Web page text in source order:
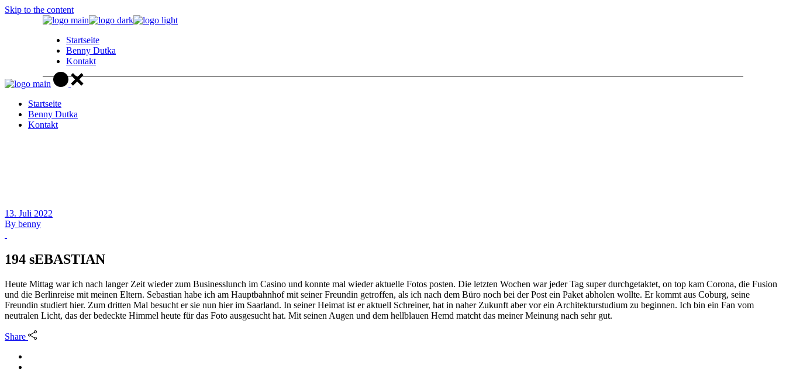
Skip to the content
Startseite
Benny Dutka
Kontakt
Startseite
Benny Dutka
Kontakt
13. Juli 2022
By benny
194 sEBASTIAN
Heute Mittag war ich nach langer Zeit wieder zum Businesslunch im Casino und konnte mal wieder aktuelle Fotos posten. Die letzten Wochen war jeder Tag super durchgetaktet, on top kam Corona, die Fusion
und die Berlinreise mit meinen Eltern. Sebastian habe ich am Hauptbahnhof mit seiner Freundin getroffen, als ich nach dem Büro noch bei der Post ein Paket abholen wollte. Er kommt aus Coburg, seine
Freundin studiert hier. Zum dritten Mal besucht er sie nun hier im Saarland. In seiner Heimat ist er aktuell Schreiner, hat in naher Zukunft aber vor ein Architekturstudium zu beginnen. Ich bin ein Fan vom
neutralen Licht, das der bedeckte Himmel heute für das Foto ausgesucht hat. Mit seinen Augen und dem hellblauen Hemd matcht das meiner Meinung nach sehr gut.
Share